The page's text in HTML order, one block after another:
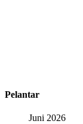
Pelantar
Juni 2026